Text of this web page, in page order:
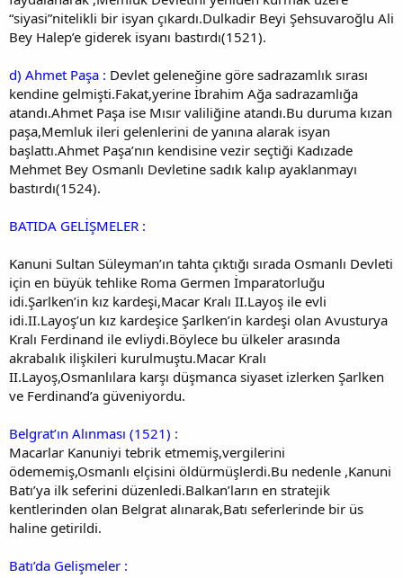
“siyasi”nitelikli bir isyan çıkardı.Dulkadir Beyi Şehsuvaroğlu Ali
Bey Halep’e giderek isyanı bastırdı(1521).
d) Ahmet Paşa : Devlet geleneğine göre sadrazamlık sırası
kendine gelmişti.Fakat,yerine İbrahim Ağa sadrazamlığa
atandı.Ahmet Paşa ise Mısır valiliğine atandı.Bu duruma kızan
paşa,Memluk ileri gelenlerini de yanına alarak isyan
başlattı.Ahmet Paşa’nın kendisine vezir seçtiği Kadızade
Mehmet Bey Osmanlı Devletine sadık kalıp ayaklanmayı
bastırdı(1524).
BATIDA GELİŞMELER :
Kanuni Sultan Süleyman’ın tahta çıktığı sırada Osmanlı Devleti
için en büyük tehlike Roma Germen İmparatorluğu
idi.Şarlken’in kız kardeşi,Macar Kralı II.Layoş ile evli
idi.II.Layoş’un kız kardeşice Şarlken’in kardeşi olan Avusturya
Kralı Ferdinand ile evliydi.Böylece bu ülkeler arasında
akrabalık ilişkileri kurulmuştu.Macar Kralı
II.Layoş,Osmanlılara karşı düşmanca siyaset izlerken Şarlken
ve Ferdinand’a güveniyordu.
Belgrat’ın Alınması (1521) :
Macarlar Kanuniyi tebrik etmemiş,vergilerini
ödememiş,Osmanlı elçisini öldürmüşlerdi.Bu nedenle ,Kanuni
Batı’ya ilk seferini düzenledi.Balkan’ların en stratejik
kentlerinden olan Belgrat alınarak,Batı seferlerinde bir üs
haline getirildi.
Batı’da Gelişmeler :